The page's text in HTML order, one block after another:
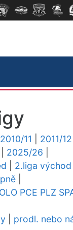
2010/11 2011/12
2025/26
2.liga východ
OLO PCE PLZ
prodl. nebo